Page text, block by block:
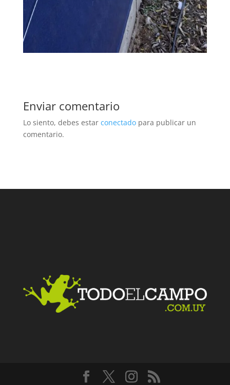
Enviar comentario
Lo siento, debes estar conectadopara publicar un
comentario.
Facebook